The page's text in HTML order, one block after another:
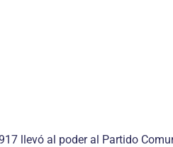
llevó al poder al Partido